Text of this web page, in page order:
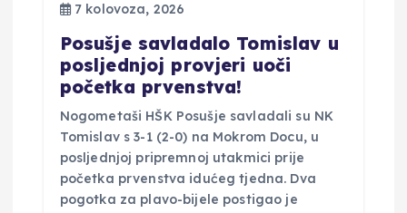
7 kolovoza, 2026
Posušje savladalo Tomislav u
posljednjoj provjeri uoči
početka prvenstva!
Nogometaši HŠK Posušje savladali su NK
Tomislav s 3-1 (2-0) na Mokrom Docu, u
posljednjoj pripremnoj utakmici prije
početka prvenstva idućeg tjedna. Dva
pogotka za plavo-bijele postigao je